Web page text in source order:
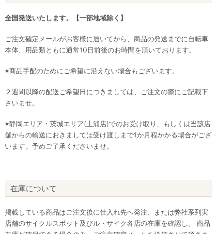
全国発送いたします。【一部地域除く】
ご注文確定メールがお客様に届いてから、商品の発送までに自転車
本体、用品類ともに通常10日前後のお時間を頂いております。
※商品手配のためにご希望に沿えない場合もございます。
２週間以降の配送ご希望日につきましては、ご注文の際にご記載下
さいませ。
※静岡エリア・茨城エリア(土浦店)でのお受け取り、もしくは当該店
舗からの輸送におきましては受け渡しまで1か月程かかる場合がござ
います。予めご了承くださいませ。
在庫について
掲載している商品はご注文後に仕入れ先へ発注、または弊社系列実
店舗のサイクルスポット及びル・サイク各店の在庫を確認し、 商品